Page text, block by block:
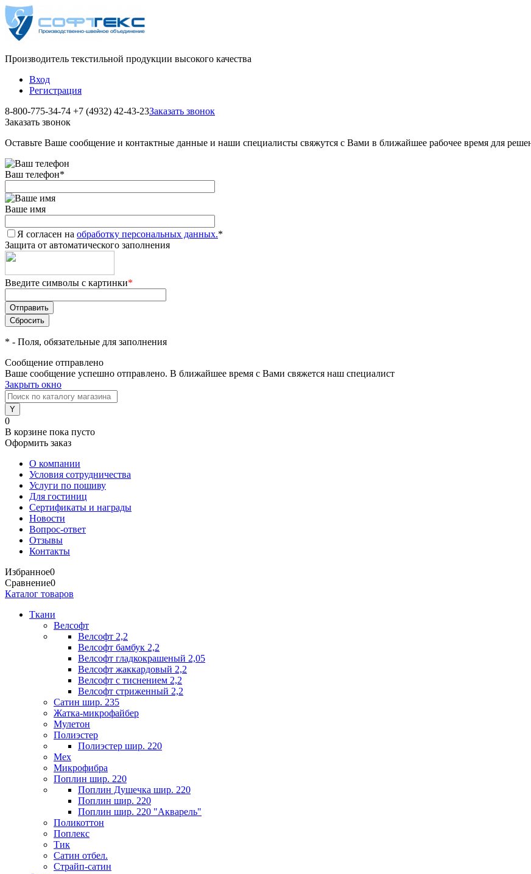
Производитель текстильной продукции высокого качества
Вход
Регистрация
8-800-775-34-74 +7 (4932) 42-43-23Заказать звонок
Заказать звонок
Оставьте Ваше сообщение и контактные данные и наши специалисты свяжутся с Вами в ближайшее рабочее время для
Ваш телефон*
Ваше имя
Я согласен на обработку персональных данных.*
Защита от автоматического заполнения
Введите символы с картинки*
* - Поля, обязательные для заполнения
Сообщение отправлено
Ваше сообщение успешно отправлено. В ближайшее время с Вами свяжется наш специалист
Закрыть окно
0
В корзине пока пусто
Оформить заказ
О компании
Условия сотрудничества
Услуги по пошиву
Для гостиниц
Сертификаты и награды
Новости
Вопрос-ответ
Отзывы
Контакты
Избранное0
Сравнение0
Каталог товаров
Ткани
Велсофт
Велсофт 2,2
Велсофт бамбук 2,2
Велсофт гладкокрашеный 2,05
Велсофт жаккардовый 2,2
Велсофт с тиснением 2,2
Велсофт стриженный 2,2
Сатин шир. 235
Жатка-микрофайбер
Мулетон
Полиэстер
Полиэстер шир. 220
Мех
Микрофибра
Поплин шир. 220
Поплин Душечка шир. 220
Поплин шир. 220
Поплин шир. 220 "Акварель"
Поликоттон
Поплекс
Тик
Сатин отбел.
Страйп-сатин